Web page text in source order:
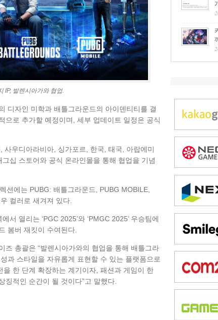
IP, 발렌시아가와 협업.
디자인 미학과 배틀그라운드의 아이덴티티를 결
으로 추가할 예정이며, 세부 업데이트 일정은 공식
우디아라비아, 싱가포르, 한국, 태국, 아랍에미
십 스토어와 공식 온라인몰을 통해 협업을 기념
션에는 PUBG: 배틀그라운드, PUBG MOBILE,
컬러로 새겨져 있다.
서 열리는 ‘PGC 2025’와 ‘PMGC 2025’ 우승팀에
봄버 재킷이 수여된다.
즈 총괄은 “발렌시아가와의 협업을 통해 배틀그라
과 스타일을 자유롭게 표현할 수 있는 플랫폼으로
을 한 단계 확장하는 계기이자, 패션과 게임이 한
징적인 순간이 될 것이다”고 말했다.